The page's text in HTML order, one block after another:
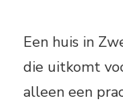
Een huis in
die uitkomt
alleen een